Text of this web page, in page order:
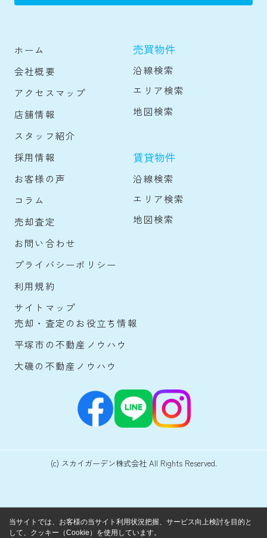
ホーム
会社概要
アクセスマップ
店舗情報
スタッフ紹介
採用情報
お客様の声
コラム
売却査定
お問い合わせ
プライバシーポリシー
利用規約
サイトマップ
売買物件
沿線検索
エリア検索
地図検索
賃貸物件
沿線検索
エリア検索
地図検索
売却・査定のお役立ち情報
平塚市の不動産ノウハウ
大磯の不動産ノウハウ
(c) スカイガーデン株式会社 All Rights Reserved.
当サイトでは、お客様の当サイト利用状況把握、サービス向上検討を目的と
して、クッキー（Cookie）を使用しています。